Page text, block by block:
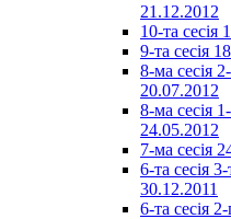
21.12.2012
10-та сесія
9-та сесія
8-ма сесія
20.07.2012
8-ма сесія
24.05.2012
7-ма сесія
6-та сесія
30.12.2011
6-та сесія